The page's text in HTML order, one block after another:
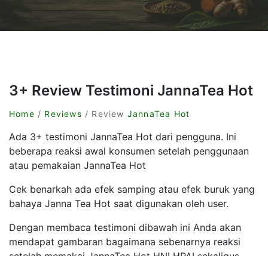
3+ Review Testimoni JannaTea Hot
Home / Reviews / Review JannaTea Hot
Ada 3+ testimoni JannaTea Hot dari pengguna. Ini
beberapa reaksi awal konsumen setelah penggunaan
atau pemakaian JannaTea Hot
Cek benarkah ada efek samping atau efek buruk yang
bahaya Janna Tea Hot saat digunakan oleh user.
Dengan membaca testimoni dibawah ini Anda akan
mendapat gambaran bagaimana sebenarnya reaksi